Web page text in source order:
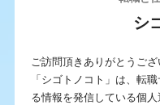
シ
ご訪問頂きありがとうござ
「シゴトノコト」は、転
る情報を発信している個人